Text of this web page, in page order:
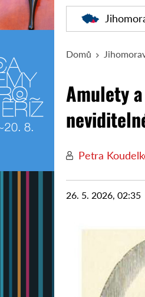
Domů
Amulety
Petra
26. 5. 2026, 02:35